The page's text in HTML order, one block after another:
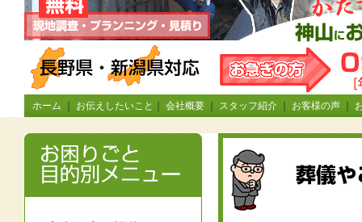
ホーム お伝えしたいこと 会社概要 スタッフ紹介 お客様の声